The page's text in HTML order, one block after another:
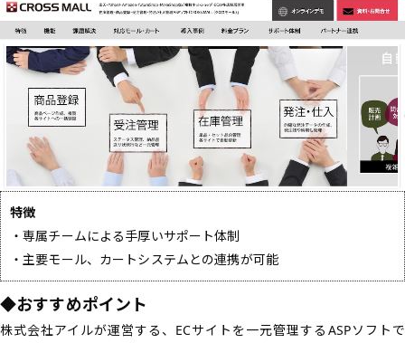
特徴
・専属チームによる手厚いサポート体制
・主要モール、カートシステムとの連携が可能
◆おすすめポイント
株式会社アイルが運営する、ECサイトを一元管理するASPソフトで